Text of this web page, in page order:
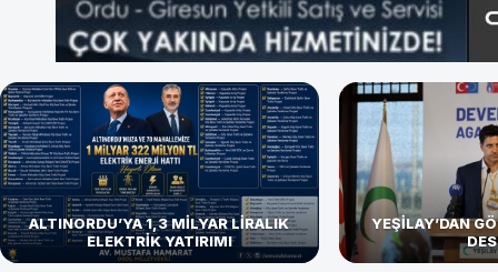
ALTINORDU’YA 1,3 MİLYAR LİRALIK
ELEKTRİK YATIRIMI
YEŞİLAY’DAN